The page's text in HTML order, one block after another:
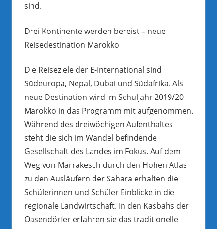
sind.
Drei Kontinente werden bereist – neue
Reisedestination Marokko
Die Reiseziele der E-International sind
Südeuropa, Nepal, Dubai und Südafrika. Als
neue Destination wird im Schuljahr 2019/20
Marokko in das Programm mit aufgenommen.
Während des dreiwöchigen Aufenthaltes
steht die sich im Wandel befindende
Gesellschaft des Landes im Fokus. Auf dem
Weg von Marrakesch durch den Hohen Atlas
zu den Ausläufern der Sahara erhalten die
Schülerinnen und Schüler Einblicke in die
regionale Landwirtschaft. In den Kasbahs der
Oasendörfer erfahren sie das traditionelle